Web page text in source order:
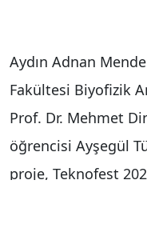
Aydın Adnan
Fakültesi Biyofizik
Prof. Dr. Mehmet
öğrencisi Ayşegül
proje, Teknofest